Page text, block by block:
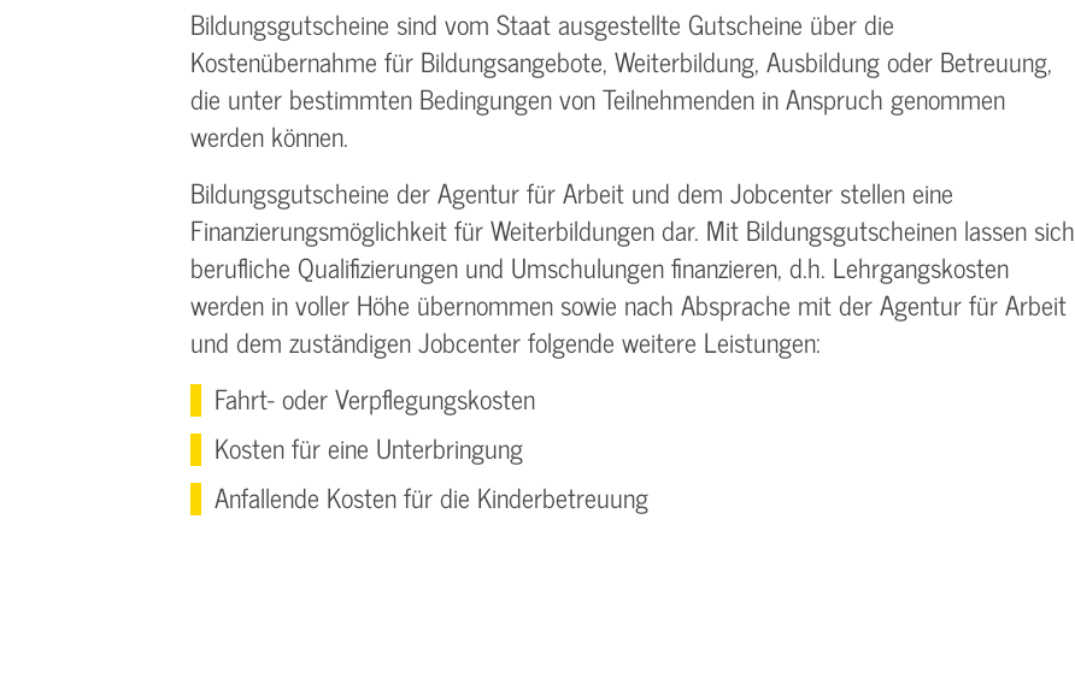
Bildungsgutscheine sind vom Staat ausgestellte Gutscheine über die
Kostenübernahme für Bildungsangebote, Weiterbildung, Ausbildung oder Betreuung,
die unter bestimmten Bedingungen von Teilnehmenden in Anspruch genommen
werden können.
Bildungsgutscheine der Agentur für Arbeit und dem Jobcenter stellen eine
Finanzierungsmöglichkeit für Weiterbildungen dar. Mit Bildungsgutscheinen lassen sich
berufliche Qualifizierungen und Umschulungen finanzieren, d.h. Lehrgangskosten
werden in voller Höhe übernommen sowie nach Absprache mit der Agentur für Arbeit
und dem zuständigen Jobcenter folgende weitere Leistungen:
Fahrt- oder Verpflegungskosten
Kosten für eine Unterbringung
Anfallende Kosten für die Kinderbetreuung